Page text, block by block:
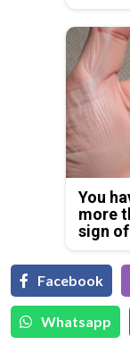
You
more
sign
Facebook
Whatsapp